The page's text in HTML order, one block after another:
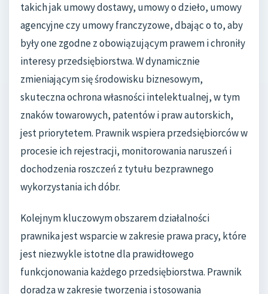
takich jak umowy dostawy, umowy o dzieło, umowy
agencyjne czy umowy franczyzowe, dbając o to, aby
były one zgodne z obowiązującym prawem i chroniły
interesy przedsiębiorstwa. W dynamicznie
zmieniającym się środowisku biznesowym,
skuteczna ochrona własności intelektualnej, w tym
znaków towarowych, patentów i praw autorskich,
jest priorytetem. Prawnik wspiera przedsiębiorców w
procesie ich rejestracji, monitorowania naruszeń i
dochodzenia roszczeń z tytułu bezprawnego
wykorzystania ich dóbr.
Kolejnym kluczowym obszarem działalności
prawnika jest wsparcie w zakresie prawa pracy, które
jest niezwykle istotne dla prawidłowego
funkcjonowania każdego przedsiębiorstwa. Prawnik
doradza w zakresie tworzenia i stosowania